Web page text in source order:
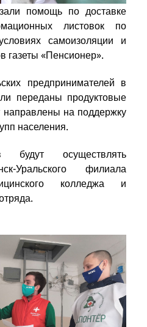
помощь по доставке
листовок по
самоизоляции и
газеты «Пенсионер».
предпринимателей в
переданы продуктовые
направлены на поддержку
населения.
будут осуществлять
Уральского филиала
колледжа и